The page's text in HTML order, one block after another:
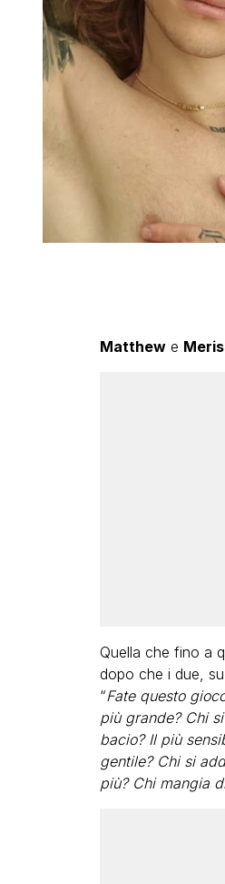
Matthewe
Quella che fino a
dopo che i due,
“Fate questo
più grande? Chi
bacio? Il più
gentile? Chi si
più? Chi mangia